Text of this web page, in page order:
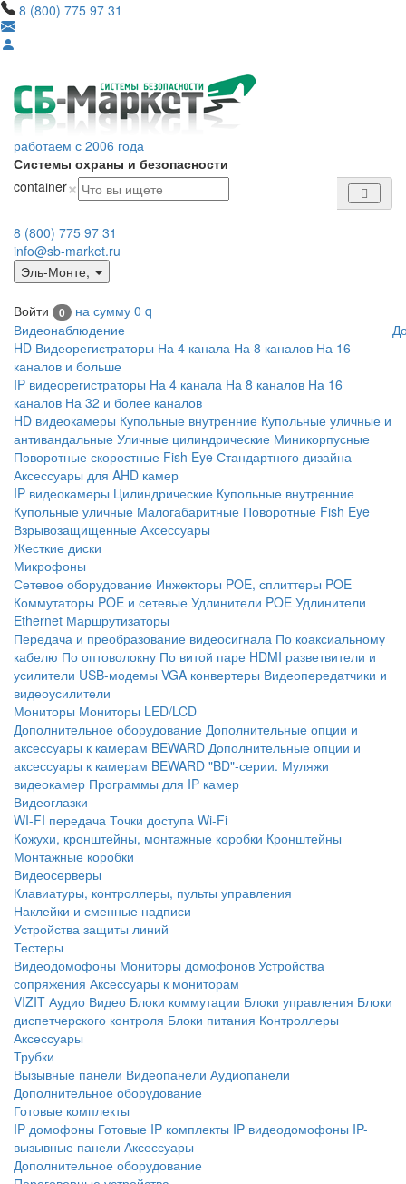
8 (800) 775 97 31
работаем с 2006 года
Системы охраны и безопасности
container×
8 (800) 775 97 31
info@sb-market.ru
Эль-Монте,
Войти 0 на сумму 0 q
Видеонаблюдение
HD Видеорегистраторы На 4 канала На 8 каналов На 16
каналов и больше
IP видеорегистраторы На 4 канала На 8 каналов На 16
каналов На 32 и более каналов
HD видеокамеры Купольные внутренние Купольные уличные и
антивандальные Уличные цилиндрические Миникорпусные
Поворотные скоростные Fish Eye Стандартного дизайна
Аксессуары для AHD камер
IP видеокамеры Цилиндрические Купольные внутренние
Купольные уличные Малогабаритные Поворотные Fish Eye
Взрывозащищенные Аксессуары
Жесткие диски
Микрофоны
Сетевое оборудование Инжекторы POE, сплиттеры POE
Коммутаторы POE и сетевые Удлинители POE Удлинители
Ethernet Маршрутизаторы
Передача и преобразование видеосигнала По коаксиальному
кабелю По оптоволокну По витой паре HDMI разветвители и
усилители USB-модемы VGA конвертеры Видеопередатчики и
видеоусилители
Мониторы Мониторы LED/LCD
Дополнительное оборудование Дополнительные опции и
аксессуары к камерам BEWARD Дополнительные опции и
аксессуары к камерам BEWARD "BD"-серии. Муляжи
видеокамер Программы для IP камер
Видеоглазки
WI-FI передача Точки доступа Wi-Fi
Кожухи, кронштейны, монтажные коробки Кронштейны
Монтажные коробки
Видеосерверы
Клавиатуры, контроллеры, пульты управления
Наклейки и сменные надписи
Устройства защиты линий
Тестеры
Видеодомофоны Мониторы домофонов Устройства
сопряжения Аксессуары к мониторам
VIZIT Аудио Видео Блоки коммутации Блоки управления Блоки
диспетчерского контроля Блоки питания Контроллеры
Аксессуары
Трубки
Вызывные панели Видеопанели Аудиопанели
Дополнительное оборудование
Готовые комплекты
IP домофоны Готовые IP комплекты IP видеодомофоны IP-
вызывные панели Аксессуары
Дополнительное оборудование